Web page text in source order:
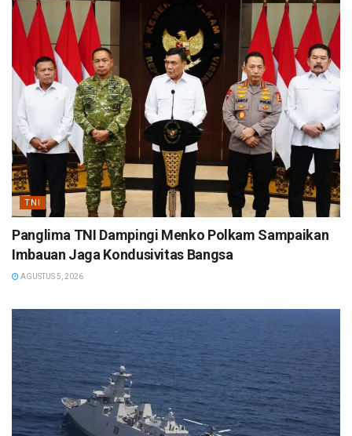
TNI
Panglima TNI Dampingi Menko Polkam Sampaikan
Imbauan Jaga Kondusivitas Bangsa
AGUSTUS 5, 2026